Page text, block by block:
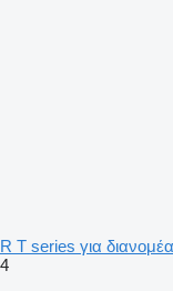
R T series για
4